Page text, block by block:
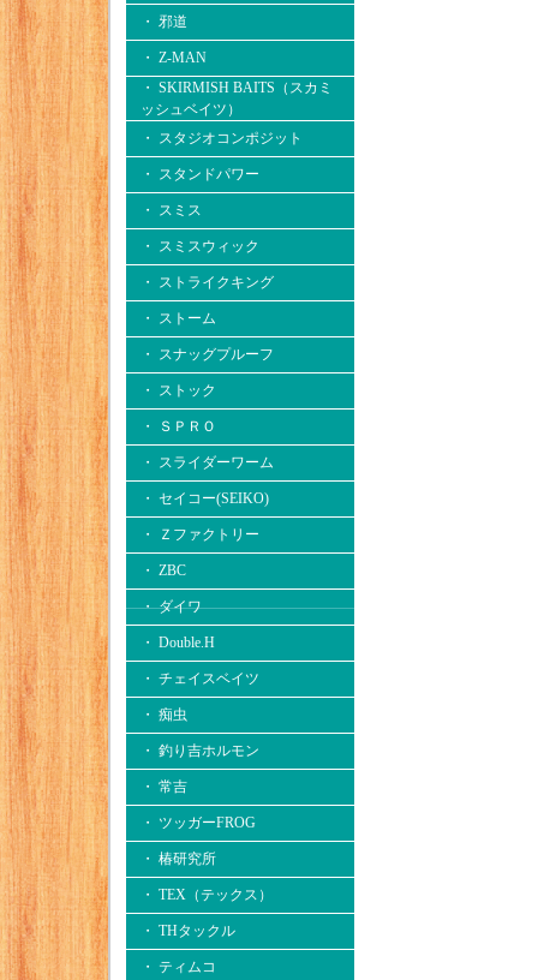
・ 邪道
・ Z-MAN
・ SKIRMISH BAITS（スカミ
ッシュベイツ）
・ スタジオコンポジット
・ スタンドパワー
・ スミス
・ スミスウィック
・ ストライクキング
・ ストーム
・ スナッグプルーフ
・ ストック
・ ＳＰＲＯ
・ スライダーワーム
・ セイコー(SEIKO)
・ Ｚファクトリー
・ ZBC
・ ダイワ
・ Double.H
・ チェイスベイツ
・ 痴虫
・ 釣り吉ホルモン
・ 常吉
・ ツッガーFROG
・ 椿研究所
・ TEX（テックス）
・ THタックル
・ ティムコ